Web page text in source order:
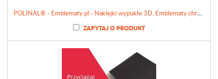
POLINAL® - Emblematy.pl - Naklejki wypukłe 3D, Emblematy chromowane, Tabliczki, Etykiety
ZAPYTAJ O PRODUKT